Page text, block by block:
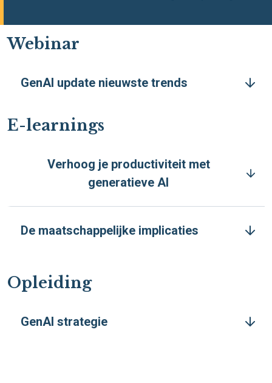
Webinar
GenAI update nieuwste trends
E-learnings
Verhoog je productiviteit met
generatieve AI
De maatschappelijke implicaties
Opleiding
GenAI strategie